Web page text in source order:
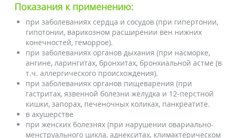
Показания к применению:
при заболеваниях сердца и сосудов (при гипертонии,
гипотонии, варикозном расширении вен нижних
конечностей, геморрое).
при заболеваниях органов дыхания (при насморке,
ангине, ларингитах, бронхитах, бронхиальной астме (в
т.ч. аллергического происхождения).
при заболеваниях органов пищеварения (при
гастритах, язвенной болезни желудка и 12-перстной
кишки, запорах, печеночных коликах, панкреатите.
в акушерстве
при женских болезнях (при нарушении овариально-
менструального цикла, аднекситах, климактерическом